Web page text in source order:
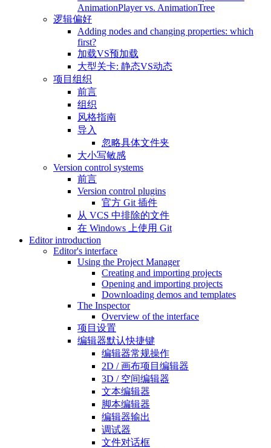
AnimationPlayer vs. AnimationTree
逻辑偏好
Adding nodes and changing properties: which
first?
加载VS预加载
大型关卡: 静态VS动态
项目组织
前言
组织
风格指南
导入
忽略具体文件夹
大小写敏感
Version control systems
前言
Version control plugins
官方 Git 插件
从 VCS 中排除的文件
在 Windows 上使用 Git
Editor introduction
Editor's interface
Using the Project Manager
Creating and importing projects
Opening and importing projects
Downloading demos and templates
The Inspector
Overview of the interface
项目设置
编辑器默认快捷键
编辑器常规操作
2D / 画布项目编辑器
3D / 空间编辑器
文本编辑器
脚本编辑器
编辑器输出
调试器
文件对话框